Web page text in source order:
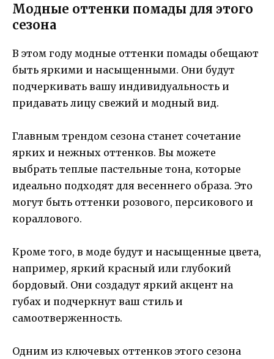
Модные оттенки помады для этого
сезона
В этом году модные оттенки помады обещают
быть яркими и насыщенными. Они будут
подчеркивать вашу индивидуальность и
придавать лицу свежий и модный вид.
Главным трендом сезона станет сочетание
ярких и нежных оттенков. Вы можете
выбрать теплые пастельные тона, которые
идеально подходят для весеннего образа. Это
могут быть оттенки розового, персикового и
кораллового.
Кроме того, в моде будут и насыщенные цвета,
например, яркий красный или глубокий
бордовый. Они создадут яркий акцент на
губах и подчеркнут ваш стиль и
самоотверженность.
Одним из ключевых оттенков этого сезона